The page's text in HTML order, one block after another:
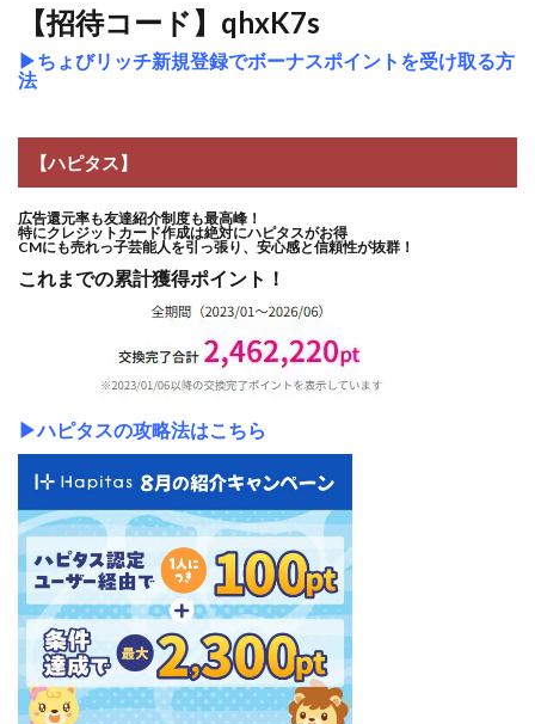
【招待コード】qhxK7s
▶ちょびリッチ新規登録でボーナスポイントを受け取る方
法
【ハピタス】
広告還元率も友達紹介制度も最高峰！
特にクレジットカード作成は絶対にハピタスがお得
CMにも売れっ子芸能人を引っ張り、安心感と信頼性が抜群！
これまでの累計獲得ポイント！
▶ハピタスの攻略法はこちら